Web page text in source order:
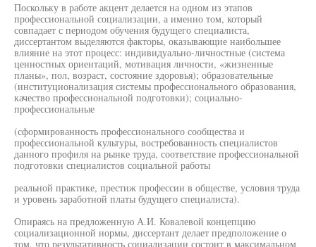
Поскольку в работе акцент делается на одном из этапов
профессиональной социализации, а именно том, который
совпадает с периодом обучения будущего специалиста,
диссертантом выделяются факторы, оказывающие наибольшее
влияние на этот процесс: индивидуально-личностные (система
ценностных ориентаций, мотивация личности, «жизненные
планы», пол, возраст, состояние здоровья); образовательные
(институционализация системы профессионального образования,
качество профессиональной подготовки); социально-
профессиональные
(сформированность профессионального сообщества и
профессиональной культуры, востребованность специалистов
данного профиля на рынке труда, соответствие профессиональной
подготовки специалистов социальной работы
реальной практике, престиж профессии в обществе, условия труда
и уровень заработной платы будущего специалиста).
Опираясь на предложенную А.И. Ковалевой концепцию
социализационной нормы, диссертант делает предположение о
том, что результативность социализации состоит в максимальном